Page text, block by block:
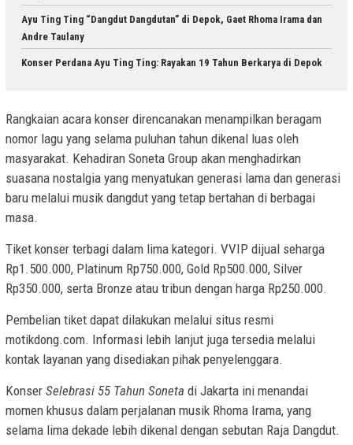
Ayu Ting Ting “Dangdut Dangdutan” di Depok, Gaet Rhoma Irama dan
Andre Taulany
Konser Perdana Ayu Ting Ting: Rayakan 19 Tahun Berkarya di Depok
Rangkaian acara konser direncanakan menampilkan beragam
nomor lagu yang selama puluhan tahun dikenal luas oleh
masyarakat. Kehadiran Soneta Group akan menghadirkan
suasana nostalgia yang menyatukan generasi lama dan generasi
baru melalui musik dangdut yang tetap bertahan di berbagai
masa.
Tiket konser terbagi dalam lima kategori. VVIP dijual seharga
Rp1.500.000, Platinum Rp750.000, Gold Rp500.000, Silver
Rp350.000, serta Bronze atau tribun dengan harga Rp250.000.
Pembelian tiket dapat dilakukan melalui situs resmi
motikdong.com. Informasi lebih lanjut juga tersedia melalui
kontak layanan yang disediakan pihak penyelenggara.
Konser Selebrasi 55 Tahun Soneta di Jakarta ini menandai
momen khusus dalam perjalanan musik Rhoma Irama, yang
selama lima dekade lebih dikenal dengan sebutan Raja Dangdut.